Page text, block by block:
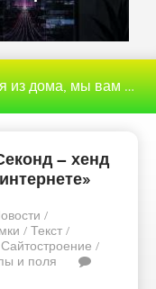
с этим разобраться
– хенд
/
/ Текст /
Сайтостроение /
и поля